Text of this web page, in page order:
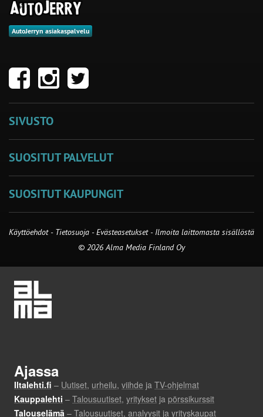
AutoJerryn asiakaspalvelu
SIVUSTO
SUOSITUT PALVELUT
SUOSITUT KAUPUNGIT
Käyttöehdot - Tietosuoja -Evästeasetukset- Ilmoita laittomasta sisällöstä
© 2026 Alma Media Finland Oy